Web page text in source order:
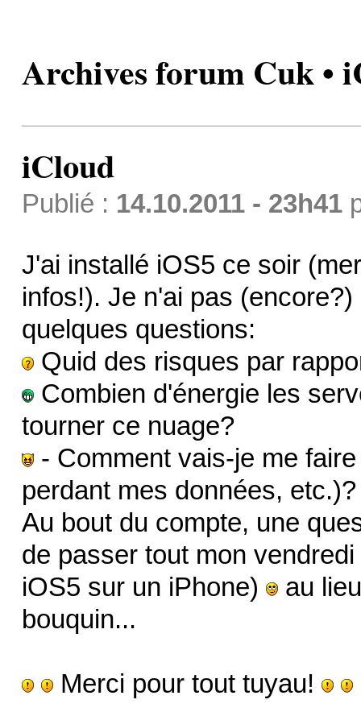
Archives forum Cuk •
iCloud
Publié : 14.10.2011 - 23h41
J'ai installé iOS5 ce soir
infos!). Je n'ai pas
quelques questions:
Quid des risques par
Combien d'énergie les
tourner ce nuage?
- Comment vais-je me
perdant mes données, etc.)?
Au bout du compte, une
de passer tout mon
iOS5 sur un iPhone)
au
bouquin...
Merci pour tout tuyau!